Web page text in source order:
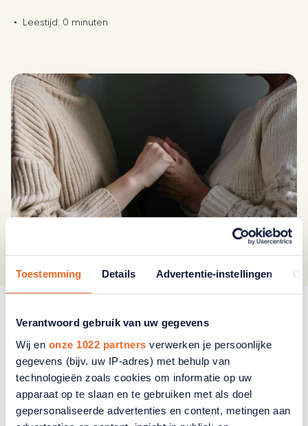
Toestemming Details Advertentie-instellingen
Verantwoord gebruik van uw gegevens
Wij en onze 1022 partners verwerken je persoonlijke
gegevens (bijv. uw IP-adres) met behulp van
technologieën zoals cookies om informatie op uw
apparaat op te slaan en te gebruiken met als doel
gepersonaliseerde advertenties en content, metingen aan
• Leestijd: 0 minuten
Lees
voor
Deel